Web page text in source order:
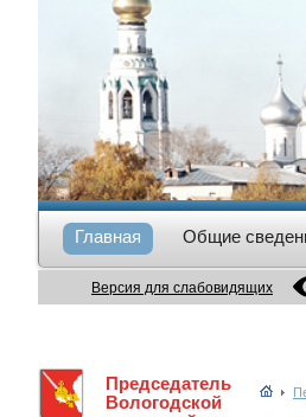
Главная Общие
Версия для слабовидящих
Председатель
Вологодской